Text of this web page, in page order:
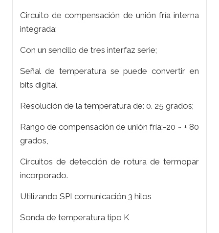
Circuito de compensación de unión fría interna
integrada;
Con un sencillo de tres interfaz serie;
Señal de temperatura se puede convertir en
bits digital
Resolución de la temperatura de: 0. 25 grados;
Rango de compensación de unión fría:-20 ~ + 80
grados,
Circuitos de detección de rotura de termopar
incorporado.
Utilizando SPI comunicación 3 hilos
Sonda de temperatura tipo K